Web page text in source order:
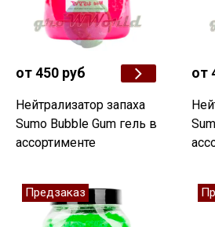
от 450 руб
Нейтрализатор запаха
Sumo Bubble Gum гель в
ассортименте
от
Предзаказ